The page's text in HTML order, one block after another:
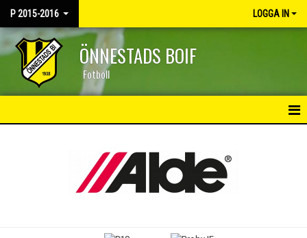
P 2015-2016 LOGGA IN
ÖNNESTADS BOIF
Fotboll